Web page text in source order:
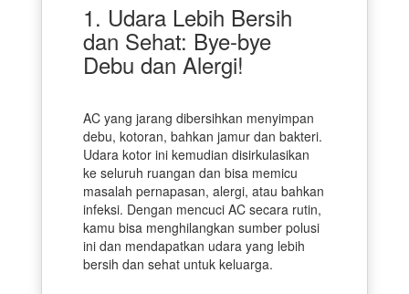
1. Udara Lebih Bersih
dan Sehat: Bye-bye
Debu dan Alergi!
AC yang jarang dibersihkan menyimpan
debu, kotoran, bahkan jamur dan bakteri.
Udara kotor ini kemudian disirkulasikan
ke seluruh ruangan dan bisa memicu
masalah pernapasan, alergi, atau bahkan
infeksi. Dengan mencuci AC secara rutin,
kamu bisa menghilangkan sumber polusi
ini dan mendapatkan udara yang lebih
bersih dan sehat untuk keluarga.